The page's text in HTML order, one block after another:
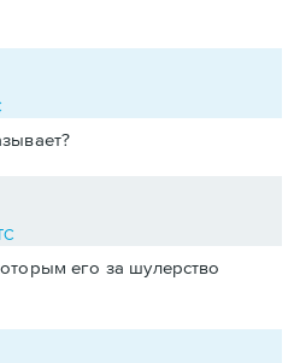
его за шулерство